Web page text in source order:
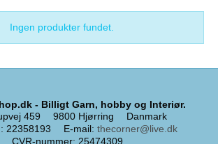
Ingen produkter fundet.
- Billigt Garn, hobby og Interiør.
459
9800 Hjørring
Danmark
: 22358193 E-mail: thecorner@live.dk
CVR-nummer: 25474309